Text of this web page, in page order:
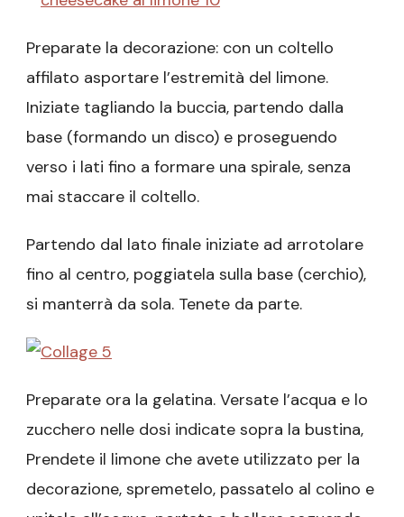
Preparate la decorazione: con un coltello
affilato asportare l’estremità del limone.
Iniziate tagliando la buccia, partendo dalla
base (formando un disco) e proseguendo
verso i lati fino a formare una spirale, senza
mai staccare il coltello.
Partendo dal lato finale iniziate ad arrotolare
fino al centro, poggiatela sulla base (cerchio),
si manterrà da sola. Tenete da parte.
Preparate ora la gelatina. Versate l’acqua e lo
zucchero nelle dosi indicate sopra la bustina,
Prendete il limone che avete utilizzato per la
decorazione, spremetelo, passatelo al colino e